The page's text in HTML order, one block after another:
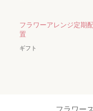
フラワーアレンジ定期
置
ギフト
フラワー